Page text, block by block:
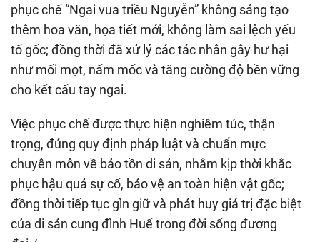
phục chế “Ngai vua triều Nguyễn” không sáng tạo
thêm hoa văn, họa tiết mới, không làm sai lệch yếu
tố gốc; đồng thời đã xử lý các tác nhân gây hư hại
như mối mọt, nấm mốc và tăng cường độ bền vững
cho kết cấu tay ngai.
Việc phục chế được thực hiện nghiêm túc, thận
trọng, đúng quy định pháp luật và chuẩn mực
chuyên môn về bảo tồn di sản, nhằm kịp thời khắc
phục hậu quả sự cố, bảo vệ an toàn hiện vật gốc;
đồng thời tiếp tục gìn giữ và phát huy giá trị đặc biệt
của di sản cung đình Huế trong đời sống đương